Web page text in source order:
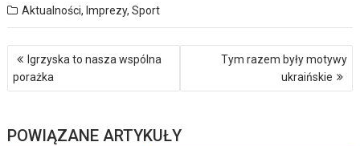
Aktualności, Imprezy,Sport
Nawigacja
wpisu
Igrzyska to nasza wspólna
porażka
Tym razem były motywy
ukraińskie
POWIĄZANE ARTYKUŁY